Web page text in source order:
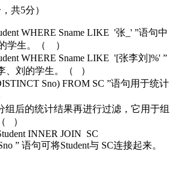
共5分）
WHERE Sname LIKE '张_' ”语句中
学生。（ ）
WHERE Sname LIKE '[张李刘]%' ”
、刘的学生。（ ）
Sno) FROM SC ”语句用于统计
组后的统计结果再进行过滤，它用于组
）
INNER JOIN SC
” 语句可将Student与 SC连接起来。